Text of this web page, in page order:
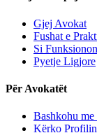
Gjej Avokat
Fushat e
Si Funksionon
Pyetje Ligjore
Për Avokatët
Bashkohu
Kërko Profilin